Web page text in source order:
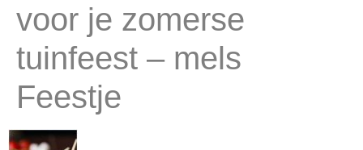
voor je zomerse
tuinfeest – mels
Feestje